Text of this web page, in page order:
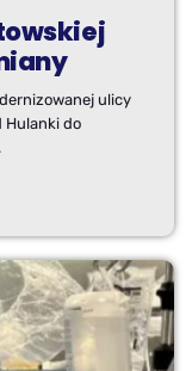
ulicy
Hulanki do